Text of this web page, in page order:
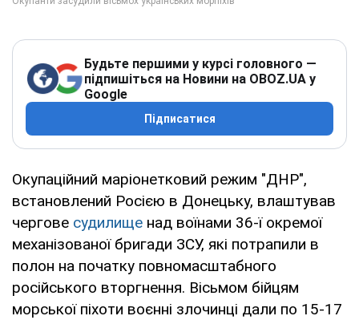
Будьте першими у курсі головного —
підпишіться на Новини на OBOZ.UA у
Google
Підписатися
Окупаційний маріонетковий режим "ДНР",
встановлений Росією в Донецьку, влаштував
чергове судилище над воїнами 36-ї окремої
механізованої бригади ЗСУ, які потрапили в
полон на початку повномасштабного
російського вторгнення. Вісьмом бійцям
морської піхоти воєнні злочинці дали по 15-17